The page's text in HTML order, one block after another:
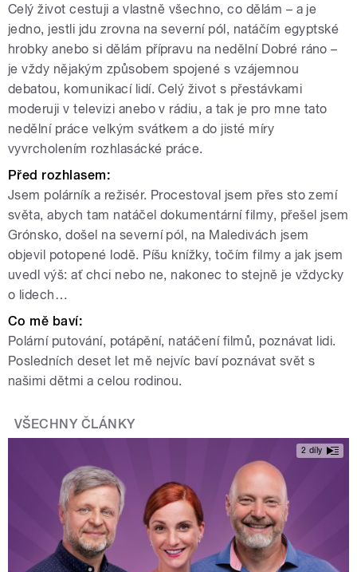
Celý život cestuji a vlastně všechno, co dělám – a je
jedno, jestli jdu zrovna na severní pól, natáčím egyptské
hrobky anebo si dělám přípravu na nedělní Dobré ráno –
je vždy nějakým způsobem spojené s vzájemnou
debatou, komunikací lidí. Celý život s přestávkami
moderuji v televizi anebo v rádiu, a tak je pro mne tato
nedělní práce velkým svátkem a do jisté míry
vyvrcholením rozhlasácké práce.
Před rozhlasem:
Jsem polárník a režisér. Procestoval jsem přes sto zemí
světa, abych tam natáčel dokumentární filmy, přešel jsem
Grónsko, došel na severní pól, na Maledivách jsem
objevil potopené lodě. Píšu knížky, točím filmy a jak jsem
uvedl výš: ať chci nebo ne, nakonec to stejně je vždycky
o lidech…
Co mě baví:
Polární putování, potápění, natáčení filmů, poznávat lidi.
Posledních deset let mě nejvíc baví poznávat svět s
našimi dětmi a celou rodinou.
VŠECHNY ČLÁNKY
2 díly